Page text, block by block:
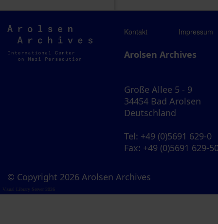
Arolsen
Archives
Kontakt Impressum
Arolsen Archives
Große Allee 5 - 9
34454 Bad Arolsen
Deutschland
Tel: +49 (0)5691 629-0
Fax: +49 (0)5691 629-
© Copyright 2026 Arolsen Archives
Visual Library Server 2026